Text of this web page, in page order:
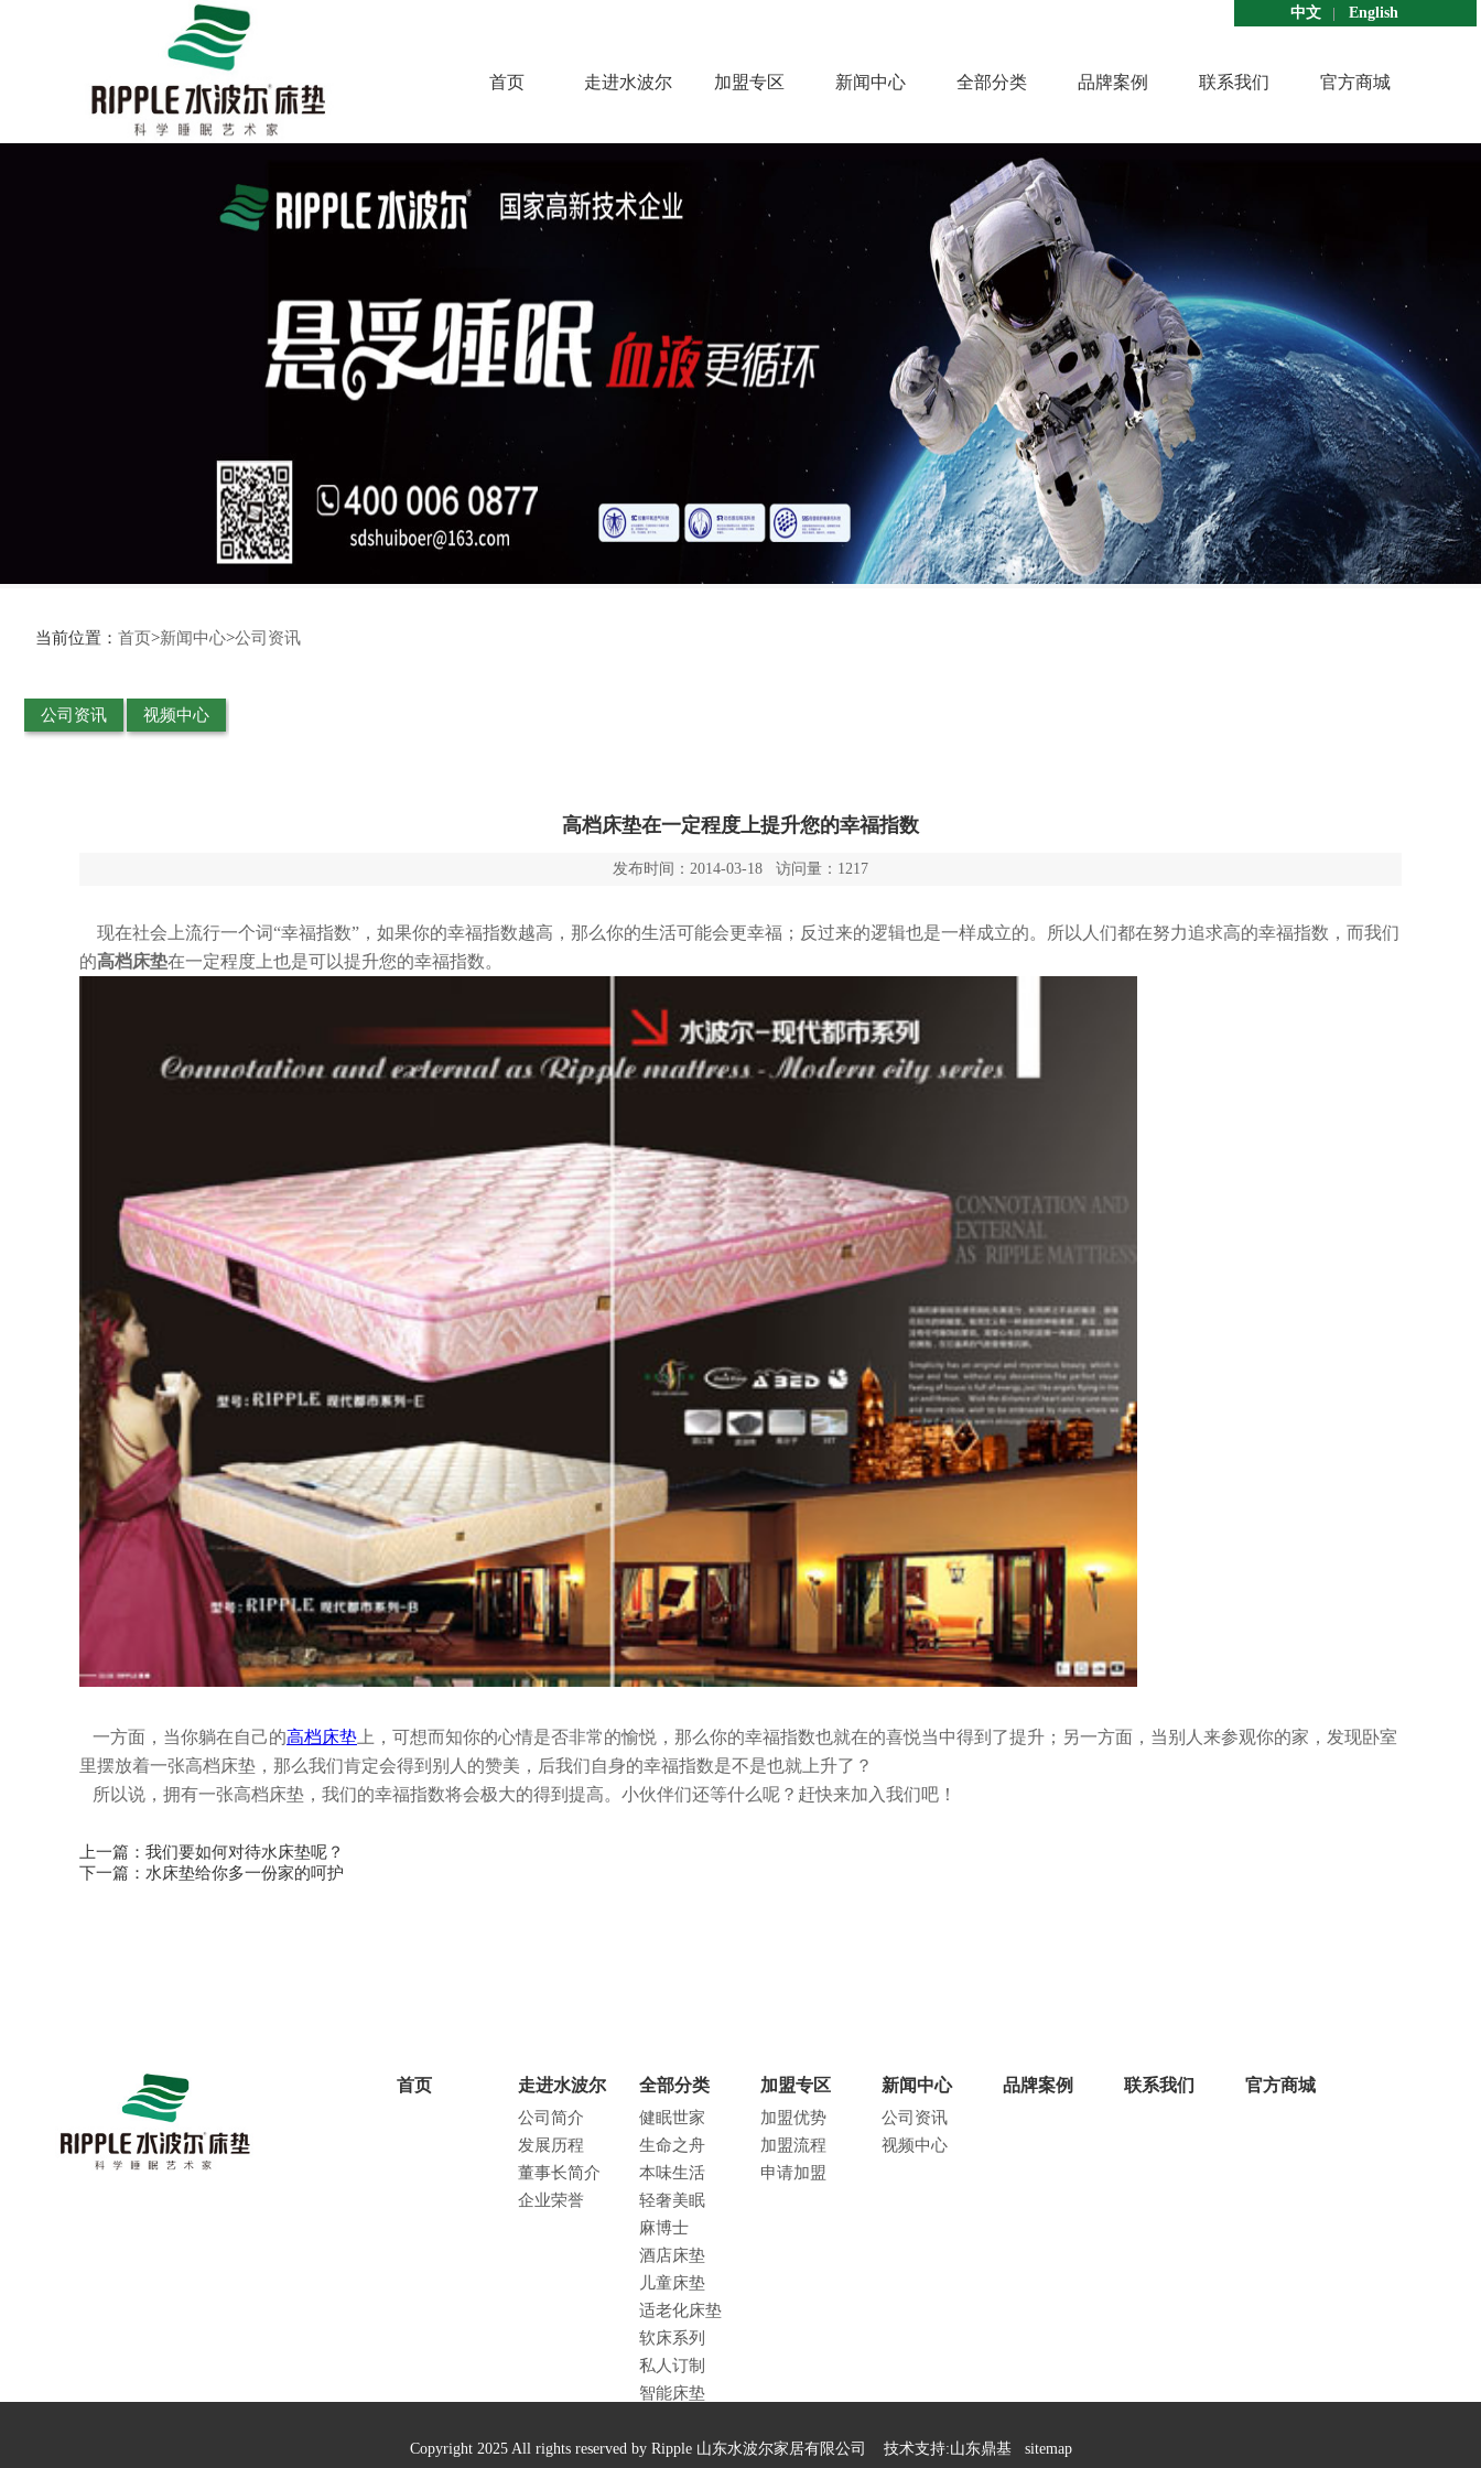
中文 English
首页 走进水波尔 加盟专区 新闻中心 全部分类 品牌案例 联系我们 官方商城
当前位置： 首页>新闻中心>公司资讯
公司资讯 视频中心
高档床垫在一定程度上提升您的幸福指数
发布时间：2014-03-18 访问量：1217
现在社会上流行一个词“幸福指数”，如果你的幸福指数越高，那么你的生活可能会更幸福；反过来的逻辑也是一样成立的。所以人们都在努力追求高的幸福指数，而我们
的高档床垫在一定程度上也是可以提升您的幸福指数。
一方面，当你躺在自己的高档床垫 上，可想而知你的心情是否非常的愉悦，那么你的幸福指数也就在的喜悦当中得到了提升；另一方面，当别人来参观你的家，发现卧室
里摆放着一张高档床垫，那么我们肯定会得到别人的赞美，后我们自身的幸福指数是不是也就上升了？
所以说，拥有一张高档床垫，我们的幸福指数将会极大的得到提高。小伙伴们还等什么呢？赶快来加入我们吧！
上一篇： 我们要如何对待水床垫呢？
下一篇： 水床垫给你多一份家的呵护
首页 走进水波尔
公司简介
发展历程
董事长简介
企业荣誉
全部分类
健眠世家
生命之舟
本味生活
轻奢美眠
麻博士
酒店床垫
儿童床垫
适老化床垫
软床系列
私人订制
智能床垫
加盟专区
加盟优势
加盟流程
申请加盟
新闻中心
公司资讯
视频中心
品牌案例 联系我们 官方商城
Copyright 2025 All rights reserved by Ripple 山东水波尔家居有限公司 技术支持:山东鼎基 sitemap